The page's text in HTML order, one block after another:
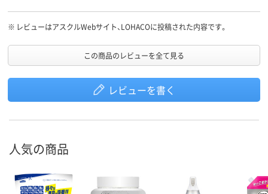
ので、どこでも使えて便利だと思います。
※ レビューはアスクルWebサイト、LOHACOに投稿された内容です。
この商品のレビューを全て見る
レビューを書く
人気の商品